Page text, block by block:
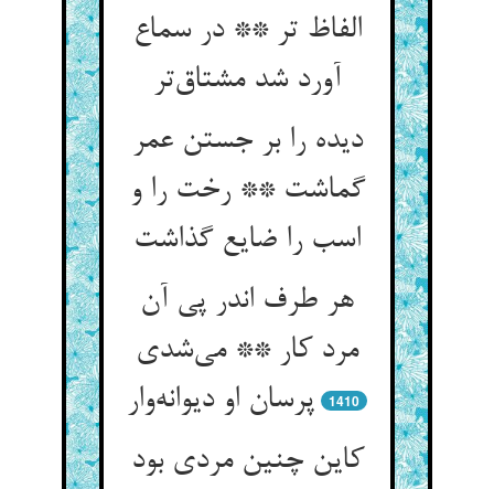
الفاظ تر ** در سماع
آورد شد مشتاق‌‌تر
دیده را بر جستن عمر
گماشت ** رخت را و
هر طرف اندر پی آن
مرد کار ** می‌‌شدی
پرسان او دیوانه‌‌وار
1410
کاین چنین مردی بود